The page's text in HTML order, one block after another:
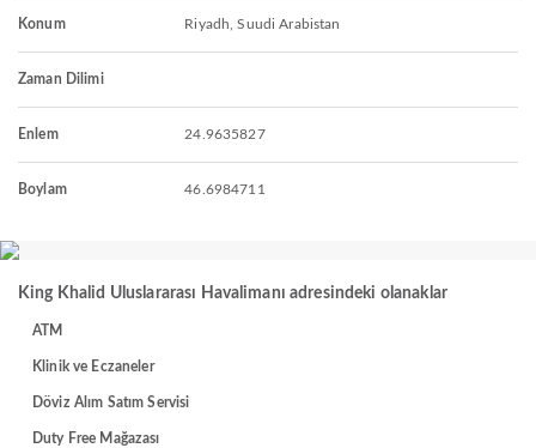
Konum Riyadh, Suudi Arabistan
Zaman Dilimi
Enlem 24.9635827
Boylam 46.6984711
King Khalid Uluslararası Havalimanı adresindeki olanaklar
ATM
Klinik ve Eczaneler
Döviz Alım Satım Servisi
Duty Free Mağazası